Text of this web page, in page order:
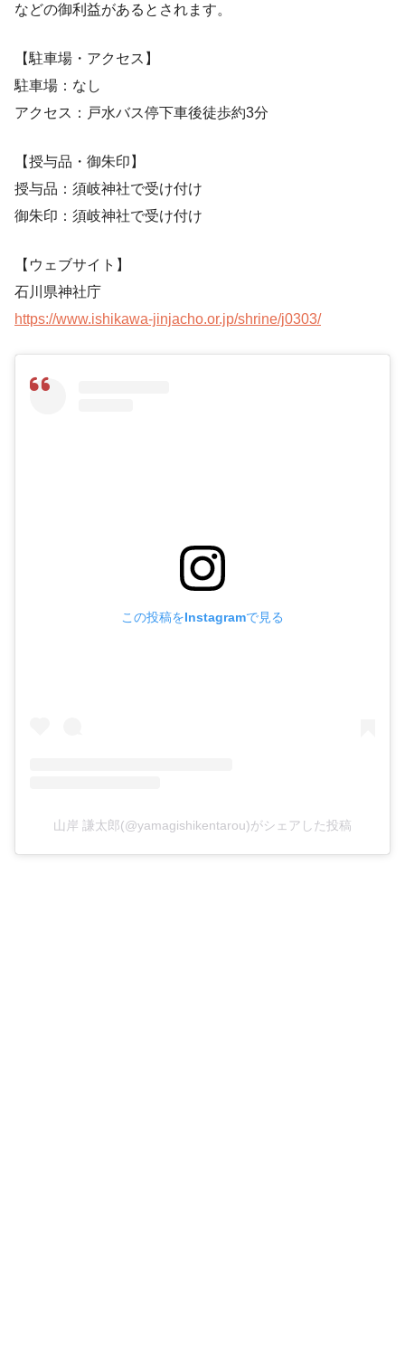
などの御利益があるとされます。
【駐車場・アクセス】
駐車場：なし
アクセス：戸水バス停下車後徒歩約3分
【授与品・御朱印】
授与品：須岐神社で受け付け
御朱印：須岐神社で受け付け
【ウェブサイト】
石川県神社庁
https://www.ishikawa-jinjacho.or.jp/shrine/j0303/
この投稿をInstagramで見る
山岸 謙太郎(@yamagishikentarou)がシェアした投稿